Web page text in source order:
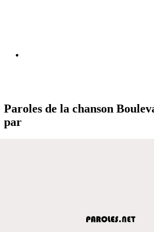
Paroles de la chanson
par